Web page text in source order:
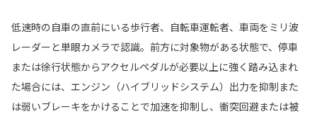
低速時の自車の直前にいる歩行者、自転車運転者、車両をミリ波
レーダーと単眼カメラで認識。前方に対象物がある状態で、停車
または徐行状態からアクセルペダルが必要以上に強く踏み込まれ
た場合には、エンジン（ハイブリッドシステム）出力を抑制また
は弱いブレーキをかけることで加速を抑制し、衝突回避または被